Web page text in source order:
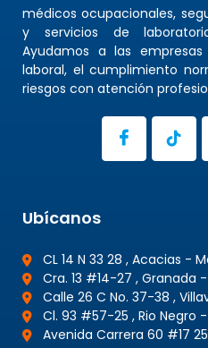
médicos ocupacionales,
y servicios de
Ayudamos a las
laboral, el cumplimiento
riesgos con atención
Ubícanos
CL 14 N 33 28 , Acacias -
Cra. 13 #14-27 , Granada
Calle 26 C No. 37-38 ,
Cl. 93 #57-25 , Rio Negro
Avenida Carrera 60 #17